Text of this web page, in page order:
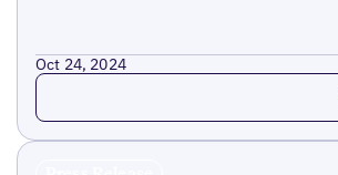
Oct 24, 2024
Read more